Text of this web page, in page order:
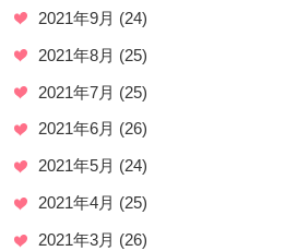
2021年9月 (24)
2021年8月 (25)
2021年7月 (25)
2021年6月 (26)
2021年5月 (24)
2021年4月 (25)
2021年3月 (26)